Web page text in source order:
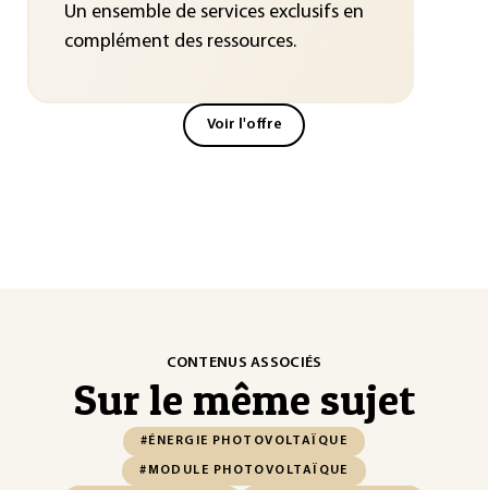
Un ensemble de services exclusifs en
complément des ressources.
Voir l'offre
CONTENUS ASSOCIÉS
Sur le même sujet
#ÉNERGIE PHOTOVOLTAÏQUE
#MODULE PHOTOVOLTAÏQUE